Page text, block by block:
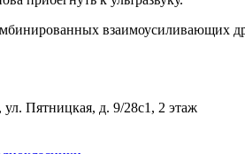
взаимоусиливающих
, ул. Пятницкая, д. 9/28с1 , 2 этаж